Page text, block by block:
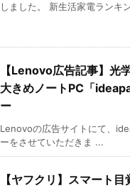
しました。 新生活家電ランキ
【Lenovo広告記事】光
大きめノートPC「
ー
Lenovoの広告サイトにて、
ーをさせていただきま ...
【ヤフクリ】スマート